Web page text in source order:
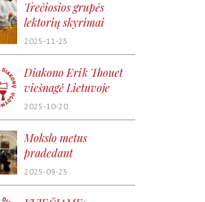
Trečiosios grupės
lektorių skyrimai
2025-11-25
Diakono Erik Thouet
viešnagė Lietuvoje
2025-10-20
Mokslo metus
pradedant
2025-09-25